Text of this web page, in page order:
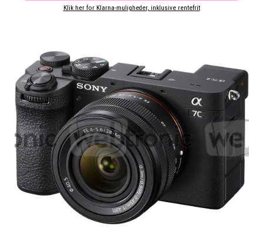
Klik her for Klarna-muligheder, inklusive rentefrit